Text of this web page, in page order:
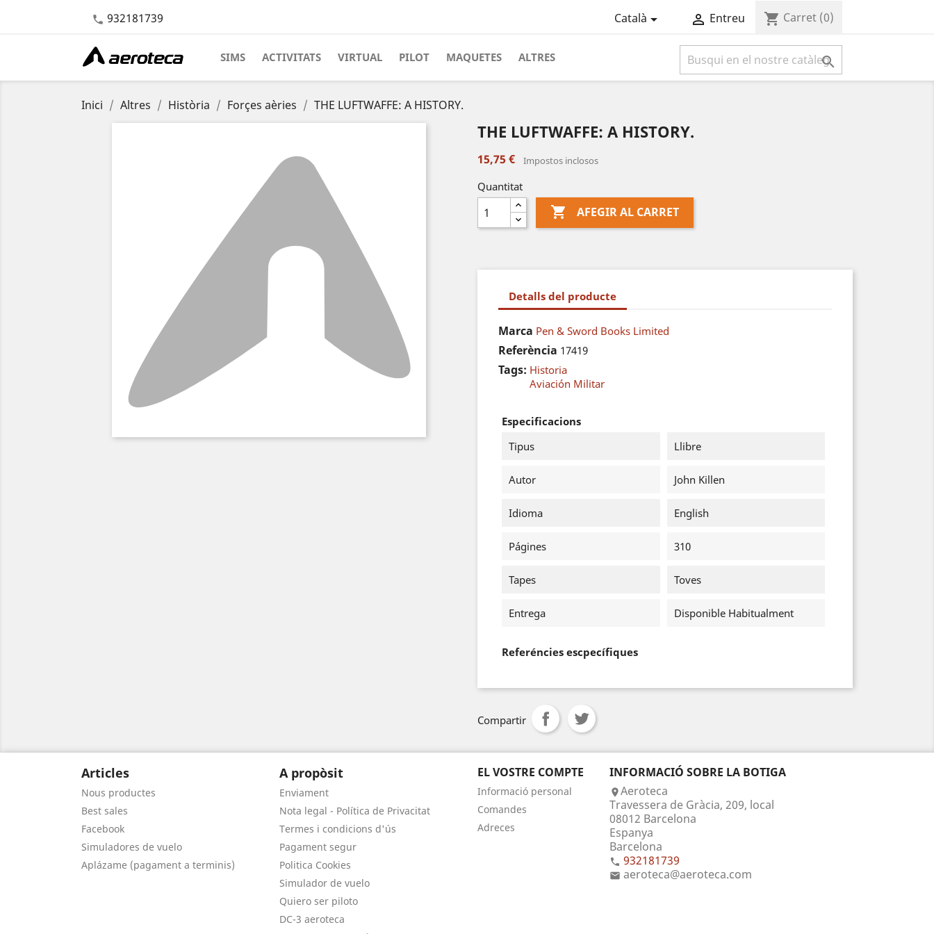
 932181739 Català  Entreu shopping_cart Carret (0)
SIMS ACTIVITATS VIRTUAL PILOT MAQUETES ALTRES 
Inici Altres Història Forçes aèries THE LUFTWAFFE: A HISTORY.
THE LUFTWAFFE: A HISTORY.
15,75 € Impostos inclosos
Quantitat
 AFEGIR AL CARRET
Detalls del producte
Marca Pen & Sword Books Limited
Referència 17419
Tags: Historia
Aviación Militar
Especificacions
Tipus
Llibre
Autor John Killen
Idioma English
Págines 310
Tapes Toves
Entrega Disponible Habitualment
Referéncies escpecífiques
Compartir
Articles
Nous productes
Best sales
Facebook
Simuladores de vuelo
Aplázame (pagament a terminis)
A propòsit
Enviament
Nota legal - Política de Privacitat
Termes i condicions d'ús
Pagament segur
Politica Cookies
Simulador de vuelo
Quiero ser piloto
DC-3 aeroteca
EL VOSTRE COMPTE
Informació personal
Comandes
Adreces
INFORMACIÓ SOBRE LA BOTIGA
Aeroteca
Travessera de Gràcia, 209, local
08012 Barcelona
Espanya
Barcelona
 932181739
 aeroteca@aeroteca.com